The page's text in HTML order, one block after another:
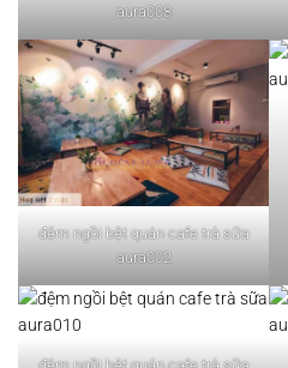
aura008
đệm ngồi bệt quán cafe trà sữa
aura002